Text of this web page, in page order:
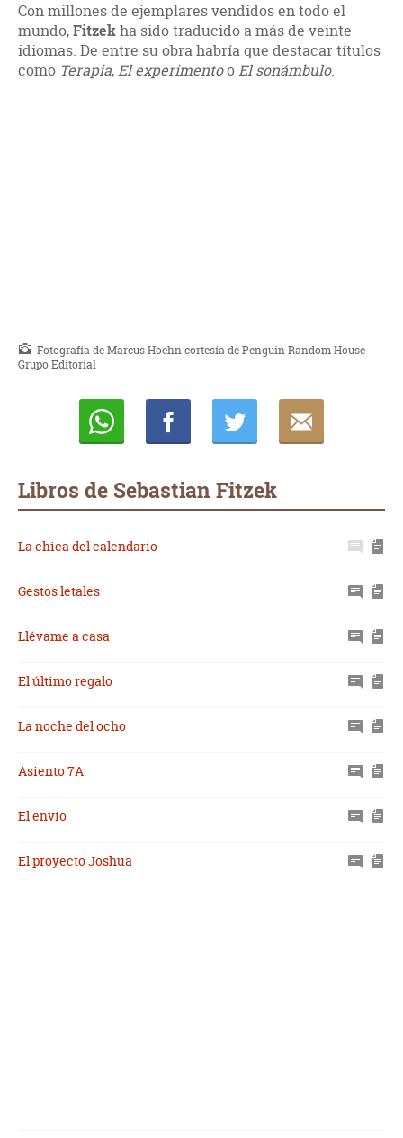
Con millones de ejemplares vendidos en todo el
mundo,Fitzekha sido traducido a más de veinte
idiomas. De entre su obra habría que destacar títulos
como Terapia,El experimentooEl sonámbulo.
Fotografía de Marcus Hoehn cortesía de Penguin Random House
Grupo Editorial
Libros de Sebastian Fitzek
La chica del calendario
Gestos letales
Llévame a casa
El último regalo
La noche del ocho
Asiento 7A
El envío
El proyecto Joshua